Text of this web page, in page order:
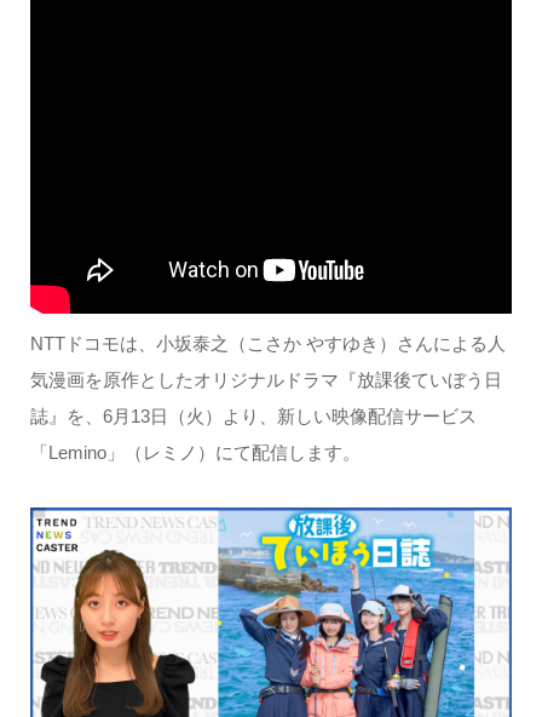
NTTドコモは、小坂泰之（こさか やすゆき）さんによる人
気漫画を原作としたオリジナルドラマ『放課後ていぼう日
誌』を、6月13日（火）より、新しい映像配信サービス
「Lemino」（レミノ）にて配信します。